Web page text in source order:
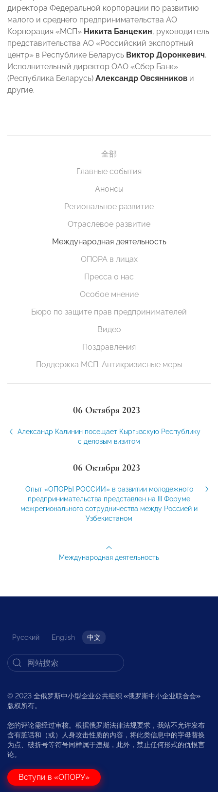
директора Федеральной корпорации по развитию
малого и среднего предпринимательства АО
Корпорация «МСП» Никита Банцекин, руководитель
представительства АО «Российский экспортный
центр» в Республике Беларусь Виктор Доронкевич,
Исполнительный директор ОАО «Сбер Банк»
(Республика Беларусь) Александр Овсянников и
другие.
全部
Главные события
Анонсы
Региональное развитие
Отраслевое развитие
Международная деятельность
ОПОРА в лицах
Пресса о нас
Особое мнение
Бюро по защите прав предпринимателей
Видео
Поздравления
Поддержка МСП. Антикризисные меры
06 Октября 2023
Александр Калинин посещает Кыргызскую Республику
с деловым визитом
06 Октября 2023
Опыт «ОПОРЫ РОССИИ» в развитии молодежного
предпринимательства представлен на III Форуме
межрегионального сотрудничества между Россией и
Узбекистаном
Международная деятельность
Русский English 中文
© 2023 全俄罗斯中小型企业公共组织 «俄罗斯中小企业联合会»
版权所有。
您的评论需经过审核。根据俄罗斯法律法规要求，我站不允许发布
含有脏话和（或）人身攻击性质的内容，将此类信息中的字母替换
为点、破折号等符号同样属于违规，此外，禁止任何形式的仇恨言
论。
Вступи в «ОПОРУ»